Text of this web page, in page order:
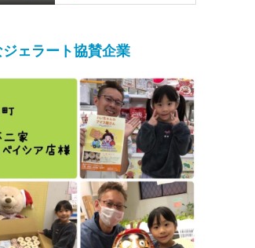
ジェラート協賛企業